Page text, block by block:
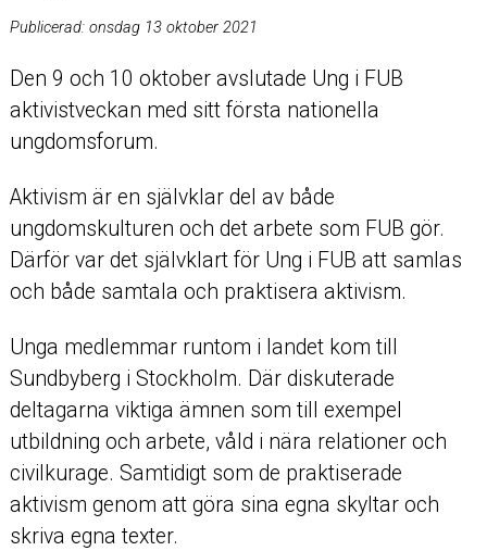
Publicerad: onsdag 13 oktober 2021
Den 9 och 10 oktober avslutade Ung i FUB
aktivistveckan med sitt första nationella
ungdomsforum.
Aktivism är en självklar del av både
ungdomskulturen och det arbete som FUB gör.
Därför var det självklart för Ung i FUB att samlas
och både samtala och praktisera aktivism.
Unga medlemmar runtom i landet kom till
Sundbyberg i Stockholm. Där diskuterade
deltagarna viktiga ämnen som till exempel
utbildning och arbete, våld i nära relationer och
civilkurage. Samtidigt som de praktiserade
aktivism genom att göra sina egna skyltar och
skriva egna texter.